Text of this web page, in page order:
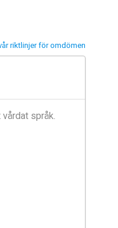
riktlinjer för omdömen